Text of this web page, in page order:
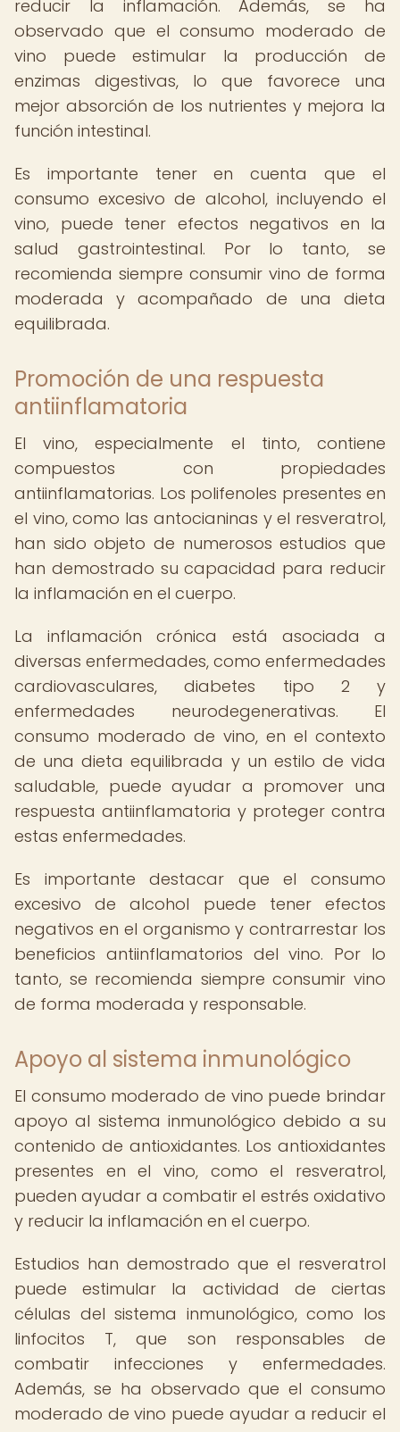
reducir la inflamación. Además, se ha
observado que el consumo moderado de
vino puede estimular la producción de
enzimas digestivas, lo que favorece una
mejor absorción de los nutrientes y mejora la
función intestinal.
Es importante tener en cuenta que el
consumo excesivo de alcohol, incluyendo el
vino, puede tener efectos negativos en la
salud gastrointestinal. Por lo tanto, se
recomienda siempre consumir vino de forma
moderada y acompañado de una dieta
equilibrada.
Promoción de una respuesta
antiinflamatoria
El vino, especialmente el tinto, contiene
compuestos con propiedades
antiinflamatorias. Los polifenoles presentes en
el vino, como las antocianinas y el resveratrol,
han sido objeto de numerosos estudios que
han demostrado su capacidad para reducir
la inflamación en el cuerpo.
La inflamación crónica está asociada a
diversas enfermedades, como enfermedades
cardiovasculares, diabetes tipo 2 y
enfermedades neurodegenerativas. El
consumo moderado de vino, en el contexto
de una dieta equilibrada y un estilo de vida
saludable, puede ayudar a promover una
respuesta antiinflamatoria y proteger contra
estas enfermedades.
Es importante destacar que el consumo
excesivo de alcohol puede tener efectos
negativos en el organismo y contrarrestar los
beneficios antiinflamatorios del vino. Por lo
tanto, se recomienda siempre consumir vino
de forma moderada y responsable.
Apoyo al sistema inmunológico
El consumo moderado de vino puede brindar
apoyo al sistema inmunológico debido a su
contenido de antioxidantes. Los antioxidantes
presentes en el vino, como el resveratrol,
pueden ayudar a combatir el estrés oxidativo
y reducir la inflamación en el cuerpo.
Estudios han demostrado que el resveratrol
puede estimular la actividad de ciertas
células del sistema inmunológico, como los
linfocitos T, que son responsables de
combatir infecciones y enfermedades.
Además, se ha observado que el consumo
moderado de vino puede ayudar a reducir el